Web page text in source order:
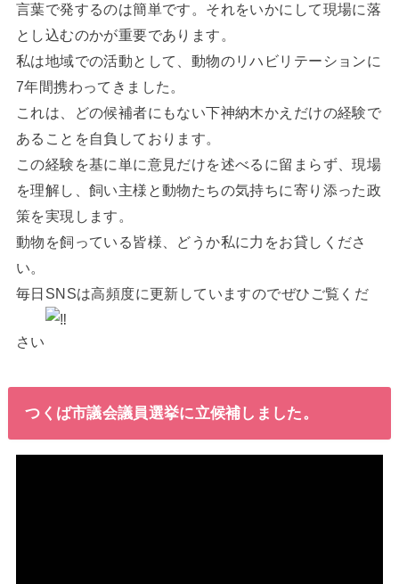
言葉で発するのは簡単です。それをいかにして現場に落
とし込むのかが重要であります。
私は地域での活動として、動物のリハビリテーションに
7年間携わってきました。
これは、どの候補者にもない下神納木かえだけの経験で
あることを自負しております。
この経験を基に単に意見だけを述べるに留まらず、現場
を理解し、飼い主様と動物たちの気持ちに寄り添った政
策を実現します。
動物を飼っている皆様、どうか私に力をお貸しくださ
い。
毎日SNSは高頻度に更新していますのでぜひご覧くだ
さい
つくば市議会議員選挙に立候補しました。